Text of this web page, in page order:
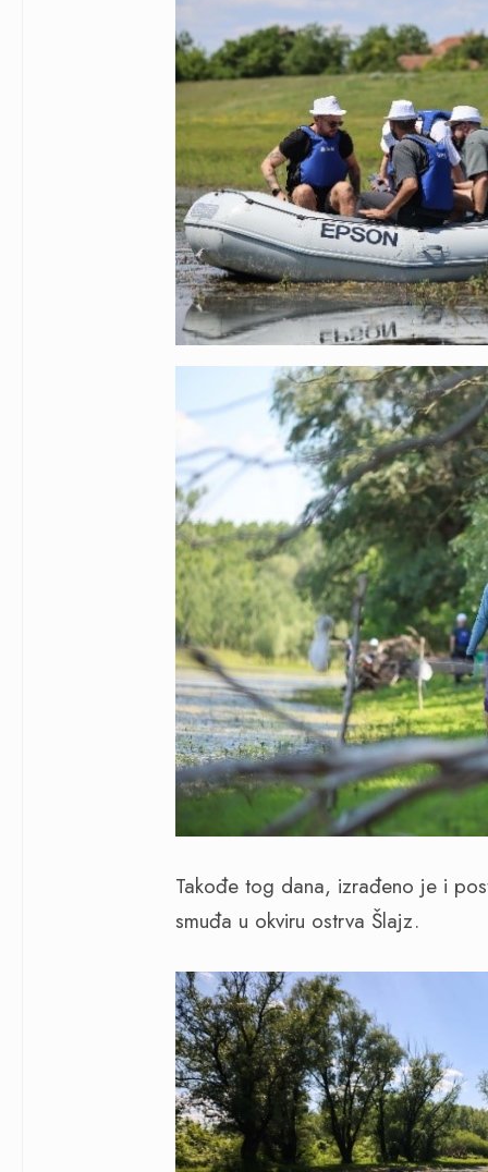
Takođe tog dana, izrađeno je i
smuđa u okviru ostrva Šlajz.